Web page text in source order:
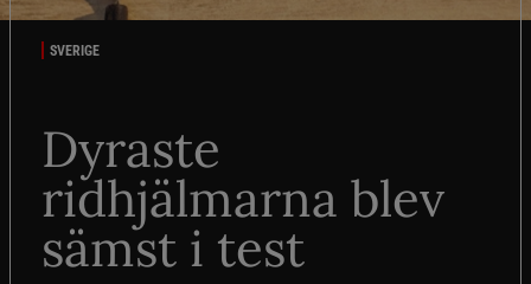
SVERIGE
Dyraste
ridhjälmarna blev
sämst i test